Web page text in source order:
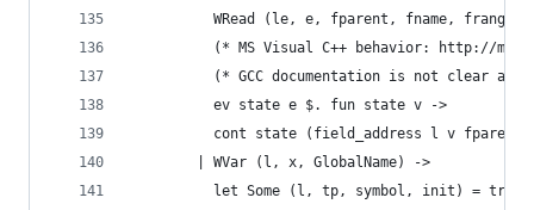
WRead (le, e, fparent, fname,
(* MS Visual C++ behavior: http://
(* GCC documentation is not clear
          ev state e $. fun state v ->
cont state (field_address l v fparent
        | WVar (l, x, GlobalName) ->
let Some (l, tp, symbol, init) =